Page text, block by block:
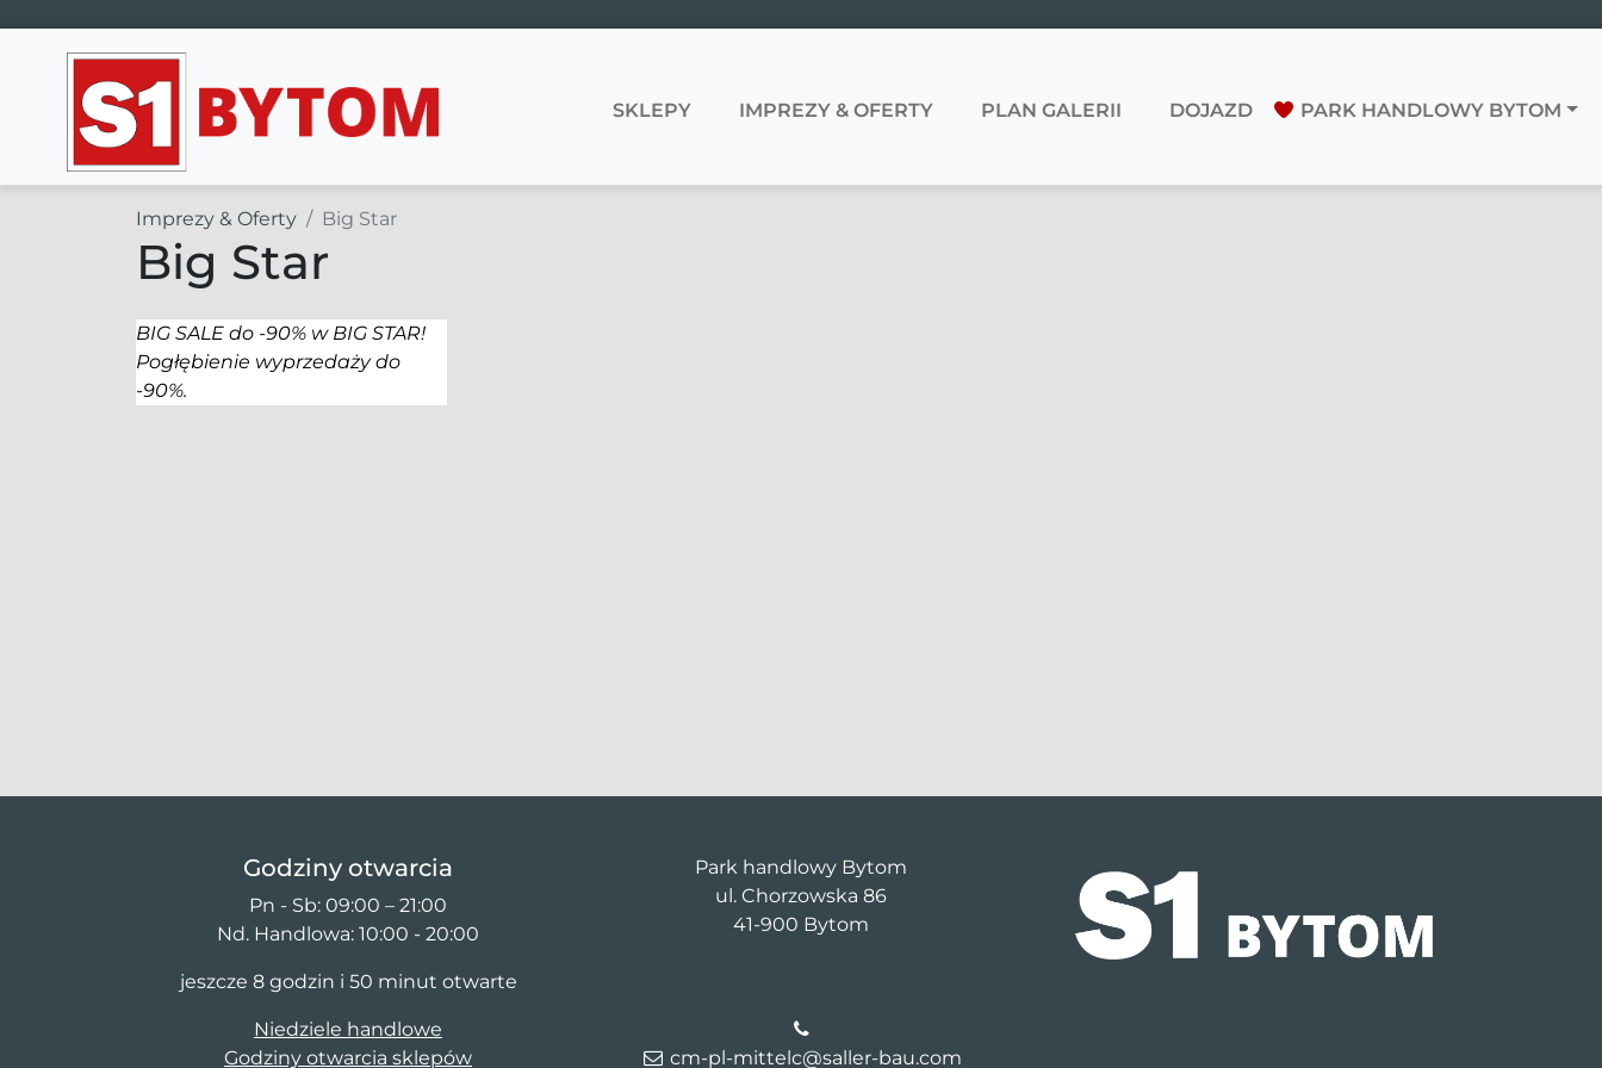
Main Navigation SKLEPY IMPREZY & OFERTY PLAN GALERII DOJAZD PARK HANDLOWY BYTOM
Imprezy & Oferty Big Star
Big Star
BIG SALE do -90% w BIG STAR!
Pogłębienie wyprzedaży do
-90%.
Godziny otwarcia
Pn - Sb: 09:00 – 21:00
Nd. Handlowa: 10:00 - 20:00
jeszcze 8 godzin i 50 minut otwarte
Niedziele handlowe
Godziny otwarcia sklepów
Park handlowy Bytom
ul. Chorzowska 86
41-900 Bytom
cm-pl-mittelc@saller-bau.com